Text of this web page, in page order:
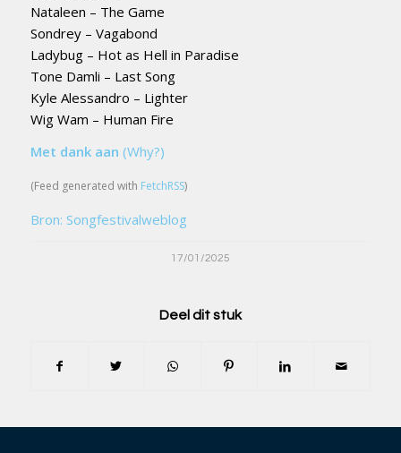
Nataleen – The Game
Sondrey – Vagabond
Ladybug – Hot as Hell in Paradise
Tone Damli – Last Song
Kyle Alessandro – Lighter
Wig Wam – Human Fire
Met dank aan (Why?)
(Feed generated with FetchRSS)
Bron: Songfestivalweblog
17/01/2025
Deel dit stuk